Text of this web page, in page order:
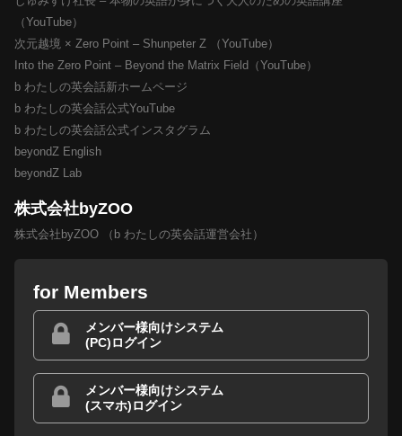
（YouTube）
次元越境 × Zero Point – Shunpeter Z （YouTube）
Into the Zero Point – Beyond the Matrix Field（YouTube）
b わたしの英会話新ホームページ
b わたしの英会話公式YouTube
b わたしの英会話公式インスタグラム
beyondZ English
beyondZ Lab
株式会社byZOO
株式会社byZOO （b わたしの英会話運営会社）
for Members
メンバー様向けシステム
(PC)ログイン
メンバー様向けシステム
(スマホ)ログイン